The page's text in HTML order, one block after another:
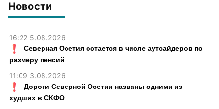
Новости
16:22 5.08.2026
Северная Осетия остается в числе аутсайдеров по
размеру пенсий
11:09 3.08.2026
Дороги Северной Осетии названы одними из
худших в СКФО